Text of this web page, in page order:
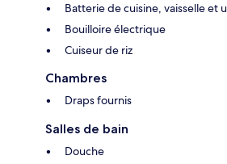
Batterie de cuisine, vaisselle et
Bouilloire électrique
Cuiseur de riz
Chambres
Draps fournis
Salles de bain
Douche